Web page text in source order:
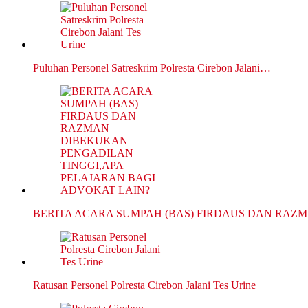
Puluhan Personel Satreskrim Polresta Cirebon Jalani…
BERITA ACARA SUMPAH (BAS) FIRDAUS DAN
Ratusan Personel Polresta Cirebon Jalani Tes Urine